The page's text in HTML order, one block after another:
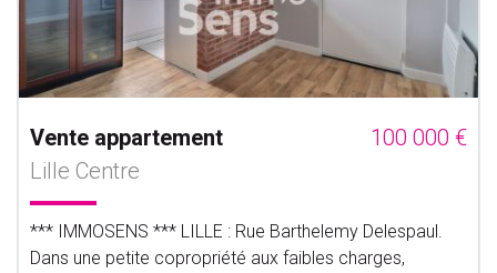
Vente appartement
100 000 €
Lille Centre
*** IMMOSENS *** LILLE : Rue Barthelemy Delespaul.
Dans une petite copropriété aux faibles charges,